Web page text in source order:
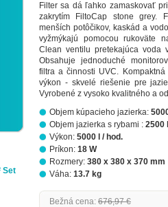
Set
Filter sa dá ľahko zamaskovať
zakrytím FiltoCap stone grey.
menších potôčikov, kaskád a
vyžmýkajú pomocou rukoväte
Clean ventilu pretekajúca voda
Obsahuje jednoduché
filtra a činnosti UVC.
výkon - skvelé riešenie pre
Vyrobené z vysoko kvalitného a
Objem kúpacieho jazierka:
Objem jazierka s rybami : 2500 l
Výkon: 5000 l / hod.
Príkon: 18 W
Rozmery: 380 x 380 x 370 mm
Váha: 13.7 kg
Bežná cena: 676,97 €